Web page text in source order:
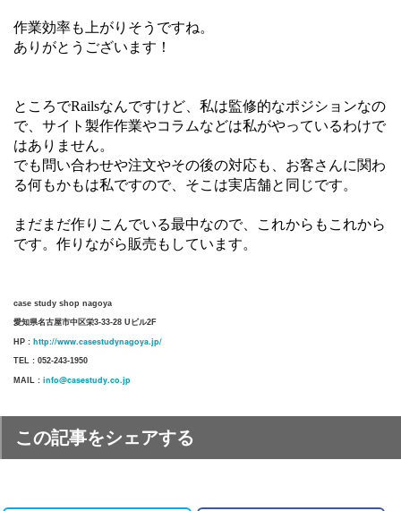
作業効率も上がりそうですね。
ありがとうございます！
ところでRailsなんですけど、私は監修的なポジションなの
で、サイト製作作業やコラムなどは私がやっているわけで
はありません。
でも問い合わせや注文やその後の対応も、お客さんに関わ
る何もかもは私ですので、そこは実店舗と同じです。
まだまだ作りこんでいる最中なので、これからもこれから
です。作りながら販売もしています。
case study shop nagoya
愛知県名古屋市中区栄3-33-28 Uビル2F
HP : http://www.casestudynagoya.jp/
TEL : 052-243-1950
MAIL : info@casestudy.co.jp
この記事をシェアする